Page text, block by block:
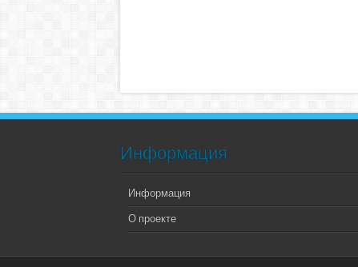
Информация
Информация
О проекте